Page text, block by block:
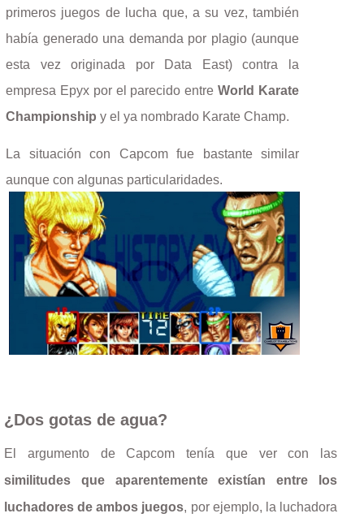
primeros juegos de lucha que, a su vez, también
había generado una demanda por plagio (aunque
esta vez originada por Data East) contra la
empresa Epyx por el parecido entreWorld Karate
Championship y el ya nombrado Karate Champ.
La situación con Capcom fue bastante similar
aunque con algunas particularidades.
¿Dos gotas de agua?
El argumento de Capcom tenía que ver con las
similitudes que aparentemente existían entre los
luchadores de ambos juegos, por ejemplo, la luchadora